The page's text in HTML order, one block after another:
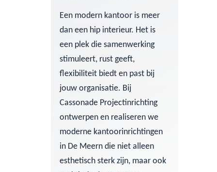
Een modern kantoor is meer
dan een hip interieur. Het is
een plek die samenwerking
stimuleert, rust geeft,
flexibiliteit biedt en past bij
jouw organisatie. Bij
Cassonade Projectinrichting
ontwerpen en realiseren we
moderne kantoorinrichtingen
in De Meern die niet alleen
esthetisch sterk zijn, maar ook